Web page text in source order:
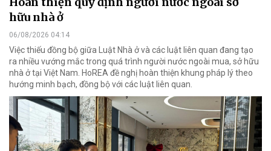
hữu nhà ở
06/08/2026 04:14
Việc thiếu đồng bộ giữa Luật Nhà ở và các luật liên quan đang tạo
ra nhiều vướng mắc trong quá trình người nước ngoài mua, sở hữu
nhà ở tại Việt Nam. HoREA đề nghị hoàn thiện khung pháp lý theo
hướng minh bạch, đồng bộ với các luật liên quan.